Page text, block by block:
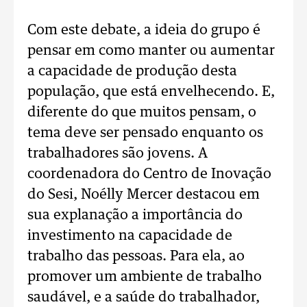
Com este debate, a ideia do grupo é
pensar em como manter ou aumentar
a capacidade de produção desta
população, que está envelhecendo. E,
diferente do que muitos pensam, o
tema deve ser pensado enquanto os
trabalhadores são jovens. A
coordenadora do Centro de Inovação
do Sesi, Noélly Mercer destacou em
sua explanação a importância do
investimento na capacidade de
trabalho das pessoas. Para ela, ao
promover um ambiente de trabalho
saudável, e a saúde do trabalhador,